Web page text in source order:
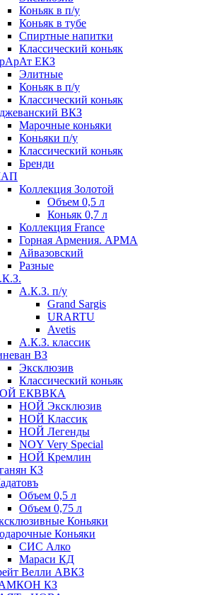
Коньяк в п/у
Коньяк в тубе
Спиртные напитки
Классический коньяк
ЕКЗ
Элитные
Коньяк в п/у
Классический коньяк
ВКЗ
Марочные коньяки
Коньяки п/у
Классический коньяк
Бренди
Коллекция Золотой
Объем 0,5 л
Коньяк 0,7 л
Коллекция France
Горная Армения. АРМА
Айвазовский
Разные
А.К.З. п/у
Grand Sargis
URARTU
Avetis
А.К.З. классик
ВЗ
Эксклюзив
Классический коньяк
ЕКВВКА
НОЙ Эксклюзив
НОЙ Классик
НОЙ Легенды
NOY Very Speсial
НОЙ Кремлин
КЗ
Объем 0,5 л
Объем 0,75 л
Коньяки
Коньяки
СИС Алко
Мараси КД
Велли АВКЗ
КЗ